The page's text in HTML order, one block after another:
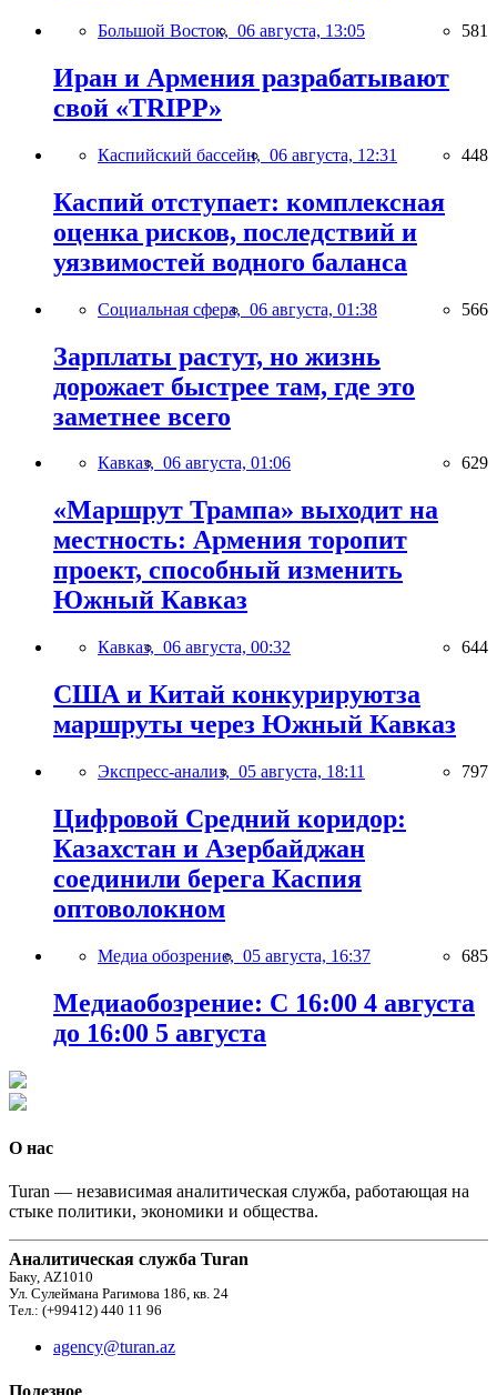
Большой Восток, 06 августа, 13:05 581
Иран и Армения разрабатывают
свой «TRIPP»
Каспийский бассейн, 06 августа, 12:31 448
Каспий отступает: комплексная
оценка рисков, последствий и
уязвимостей водного баланса
Социальная сфера, 06 августа, 01:38 566
Зарплаты растут, но жизнь
дорожает быстрее там, где это
заметнее всего
Кавказ, 06 августа, 01:06 629
«Маршрут Трампа» выходит на
местность: Армения торопит
проект, способный изменить
Южный Кавказ
Кавказ, 06 августа, 00:32 644
США и Китай конкурируютза
маршруты через Южный Кавказ
Экспресс-анализ, 05 августа, 18:11 797
Цифровой Средний коридор:
Казахстан и Азербайджан
соединили берега Каспия
оптоволокном
Медиа обозрение, 05 августа, 16:37 685
Медиаобозрение: С 16:00 4 августа
до 16:00 5 августа
О нас
Turan — независимая аналитическая служба, работающая на
стыке политики, экономики и общества.
Аналитическая служба Turan
Баку, AZ1010
Ул. Сулеймана Рагимова 186, кв. 24
Тел.: (+99412) 440 11 96
agency@turan.az
Полезное